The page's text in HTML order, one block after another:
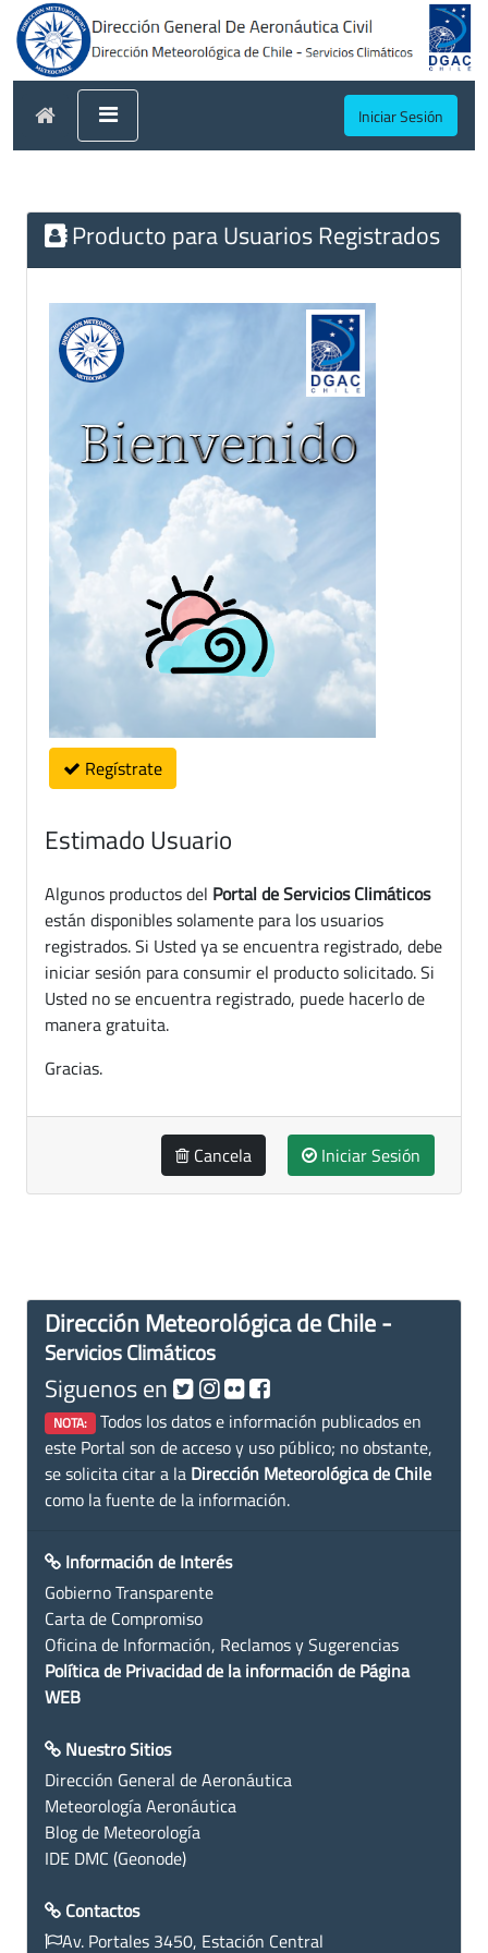
Iniciar Sesión
Producto para Usuarios Registrados
Regístrate
Estimado Usuario
Algunos productos del Portal de Servicios Climáticos
están disponibles solamente para los usuarios
registrados. Si Usted ya se encuentra registrado, debe
iniciar sesión para consumir el producto solicitado. Si
Usted no se encuentra registrado, puede hacerlo de
manera gratuita.
Gracias.
Cancela Iniciar Sesión
Dirección Meteorológica de Chile -
Servicios Climáticos
Siguenos en
NOTA: Todos los datos e información publicados en
este Portal son de acceso y uso público; no obstante,
se solicita citar a la Dirección Meteorológica de Chile
como la fuente de la información.
Información de Interés
Gobierno Transparente
Carta de Compromiso
Oficina de Información, Reclamos y Sugerencias
Política de Privacidad de la información de Página
WEB
Nuestro Sitios
Dirección General de Aeronáutica
Meteorología Aeronáutica
Blog de Meteorología
IDE DMC (Geonode)
Contactos
Av. Portales 3450, Estación Central